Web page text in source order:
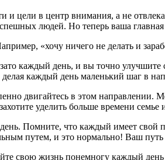
и цели в центр внимания, а не
людей. Но теперь ваша главная
«хочу ничего не делать и
каждый день, и вы точно улучшите
каждый день маленький шаг в
двигайтесь в этом направлении.
уделить больше времени семье
Помните, что каждый имеет свой
путем, и это нормально! Ваш
свою жизнь понемногу каждый